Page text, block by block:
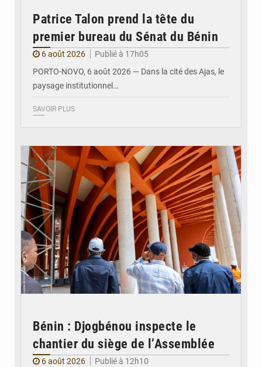
Patrice Talon prend la tête du
premier bureau du Sénat du Bénin
6 août 2026
Publié à 17h05
PORTO-NOVO, 6 août 2026 — Dans la cité des Ajas, le
paysage institutionnel…
SAVOIR PLUS
Bénin : Djogbénou inspecte le
chantier du siège de l’Assemblée
6 août 2026
Publié à 12h10